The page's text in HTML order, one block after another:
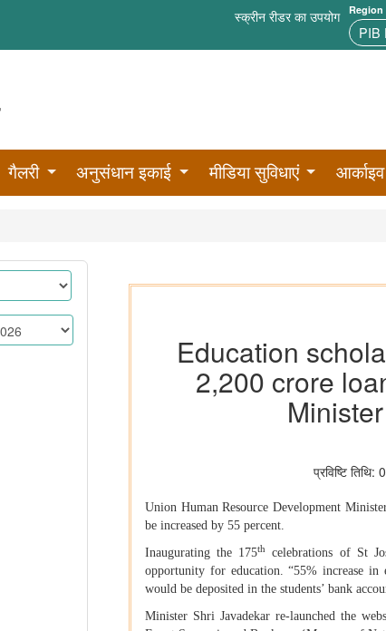
स्क्रीन रीडर का उपयोग Region
गैलरी अनुसंधान इकाई मीडिया सुविधाएं आर्काइव